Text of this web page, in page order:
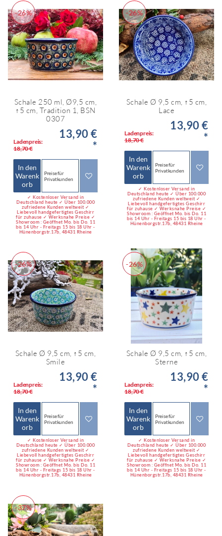
-26%
Schale 250 ml, Ø9,5 cm,
↑5 cm, Tradition 1, BSN
0307
Ladenpreis:
18,70 €
13,90 €
*
In den
Warenk
orb
Preise für
Privatkunden
✓ Kostenloser Versand in
Deutschland heute ✓ Über 100.000
zufriedene Kunden weltweit ✓
Liebevoll handgefertigtes Geschirr
für zuhause ✓ Werksnahe Preise ✓
Showroom : Geöffnet Mo. bis Do. 11
bis 14 Uhr - Freitags 15 bis 18 Uhr -
Hünenborgstr.17b, 48431 Rheine
-26%
Schale Ø 9,5 cm, ↑5 cm,
Lace
Ladenpreis:
18,70 €
13,90 €
*
In den
Warenk
orb
Preise für
Privatkunden
✓ Kostenloser Versand in
Deutschland heute ✓ Über 100.000
zufriedene Kunden weltweit ✓
Liebevoll handgefertigtes Geschirr
für zuhause ✓ Werksnahe Preise ✓
Showroom : Geöffnet Mo. bis Do. 11
bis 14 Uhr - Freitags 15 bis 18 Uhr -
Hünenborgstr.17b, 48431 Rheine
-26%
Schale Ø 9,5 cm, ↑5 cm,
Smile
Ladenpreis:
18,70 €
13,90 €
*
In den
Warenk
orb
Preise für
Privatkunden
✓ Kostenloser Versand in
Deutschland heute ✓ Über 100.000
zufriedene Kunden weltweit ✓
Liebevoll handgefertigtes Geschirr
für zuhause ✓ Werksnahe Preise ✓
Showroom : Geöffnet Mo. bis Do. 11
bis 14 Uhr - Freitags 15 bis 18 Uhr -
Hünenborgstr.17b, 48431 Rheine
-26%
Schale Ø 9,5 cm, ↑5 cm,
Sterne
Ladenpreis:
18,70 €
13,90 €
*
In den
Warenk
orb
Preise für
Privatkunden
✓ Kostenloser Versand in
Deutschland heute ✓ Über 100.000
zufriedene Kunden weltweit ✓
Liebevoll handgefertigtes Geschirr
für zuhause ✓ Werksnahe Preise ✓
Showroom : Geöffnet Mo. bis Do. 11
bis 14 Uhr - Freitags 15 bis 18 Uhr -
Hünenborgstr.17b, 48431 Rheine
-37%